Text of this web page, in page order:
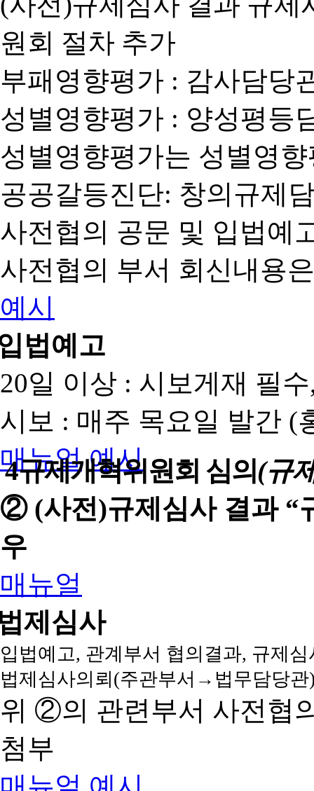
원회 절차 추가
부패영향평가 : 감사담당
성별영향평가 : 양성평등
성별영향평가는 성별영
공공갈등진단: 창의규제
사전협의 공문 및 입법예
사전협의 부서 회신내용
예시
법예고
20일 이상 : 시보게재 필
시보 : 매주 목요일 발간 (
매뉴얼 예시
4규제개혁위원회 심의(규
② (사전)규제심사 결과 “
우
매뉴얼
제심사
입법예고, 관계부서 협의결과, 규제
법제심사의뢰(주관부서→법무담당
위 ②의 관련부서 사전협
첨부